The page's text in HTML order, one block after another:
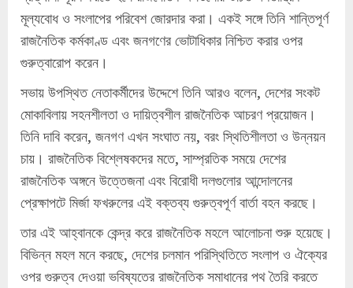
মূল্যবোধ ও সংলাপের পরিবেশ জোরদার করা। একই সঙ্গে তিনি শান্তিপূর্ণ
রাজনৈতিক কর্মকাণ্ড এবং জনগণের ভোটাধিকার নিশ্চিত করার ওপর
গুরুত্বারোপ করেন।
সভায় উপস্থিত নেতাকর্মীদের উদ্দেশে তিনি আরও বলেন, দেশের সংকট
মোকাবিলায় সহনশীলতা ও দায়িত্বশীল রাজনৈতিক আচরণ প্রয়োজন।
তিনি দাবি করেন, জনগণ এখন সংঘাত নয়, বরং স্থিতিশীলতা ও উন্নয়ন
চায়। রাজনৈতিক বিশ্লেষকদের মতে, সাম্প্রতিক সময়ে দেশের
রাজনৈতিক অঙ্গনে উত্তেজনা এবং বিরোধী দলগুলোর আন্দোলনের
প্রেক্ষাপটে মির্জা ফখরুলের এই বক্তব্য গুরুত্বপূর্ণ বার্তা বহন করছে।
তার এই আহ্বানকে কেন্দ্র করে রাজনৈতিক মহলে আলোচনা শুরু হয়েছে।
বিভিন্ন মহল মনে করছে, দেশের চলমান পরিস্থিতিতে সংলাপ ও ঐক্যের
ওপর গুরুত্ব দেওয়া ভবিষ্যতের রাজনৈতিক সমাধানের পথ তৈরি করতে